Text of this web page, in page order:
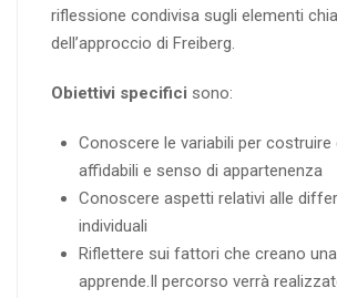
riflessione condivisa sugli elementi
dell’approccio di Freiberg.
Obiettivi specifici sono:
Conoscere le variabili per
affidabili e senso di appartenenza
Conoscere aspetti relativi alle
individuali
Riflettere sui fattori che creano
apprende.Il percorso verrà